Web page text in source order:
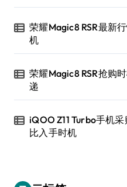
荣耀Magic8 RSR最新
机
荣耀Magic8 RSR抢购
递
iQOO Z11 Turbo手机
比入手时机